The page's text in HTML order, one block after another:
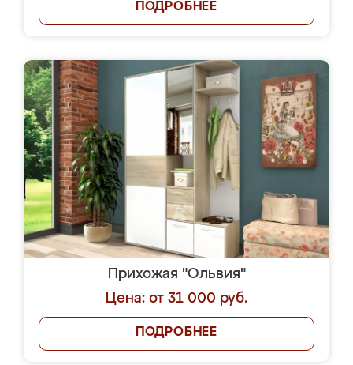
ПОДРОБНЕЕ
Прихожая "Ольвия"
Цена: от 31 000 руб.
ПОДРОБНЕЕ